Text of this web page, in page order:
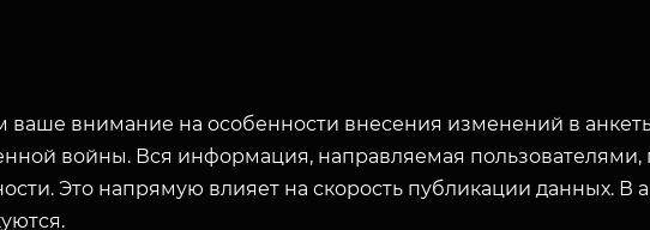
внимание на особенности внесения изменений в
войны. Вся информация, направляемая
Это напрямую влияет на скорость публикации данных.